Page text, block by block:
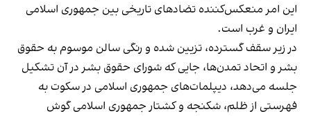
این امر منعکس‌کننده تضادهای تاریخی بین جمهوری اسلامی
ایران و غرب است.
در زیر سقف گسترده، تزیین ‌شده و رنگی سالن موسوم به حقوق
بشر و اتحاد تمدن‌ها، جایی که شورای حقوق بشر در آن تشکیل
جلسه می‌دهد، دیپلمات‌های جمهوری اسلامی در سکوت به
فهرستی از ظلم، شکنجه و کشتار جمهوری اسلامی گوش